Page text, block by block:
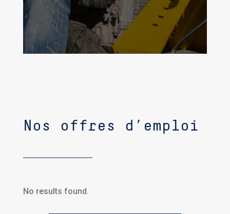
Nos offres d’emploi
No results found.